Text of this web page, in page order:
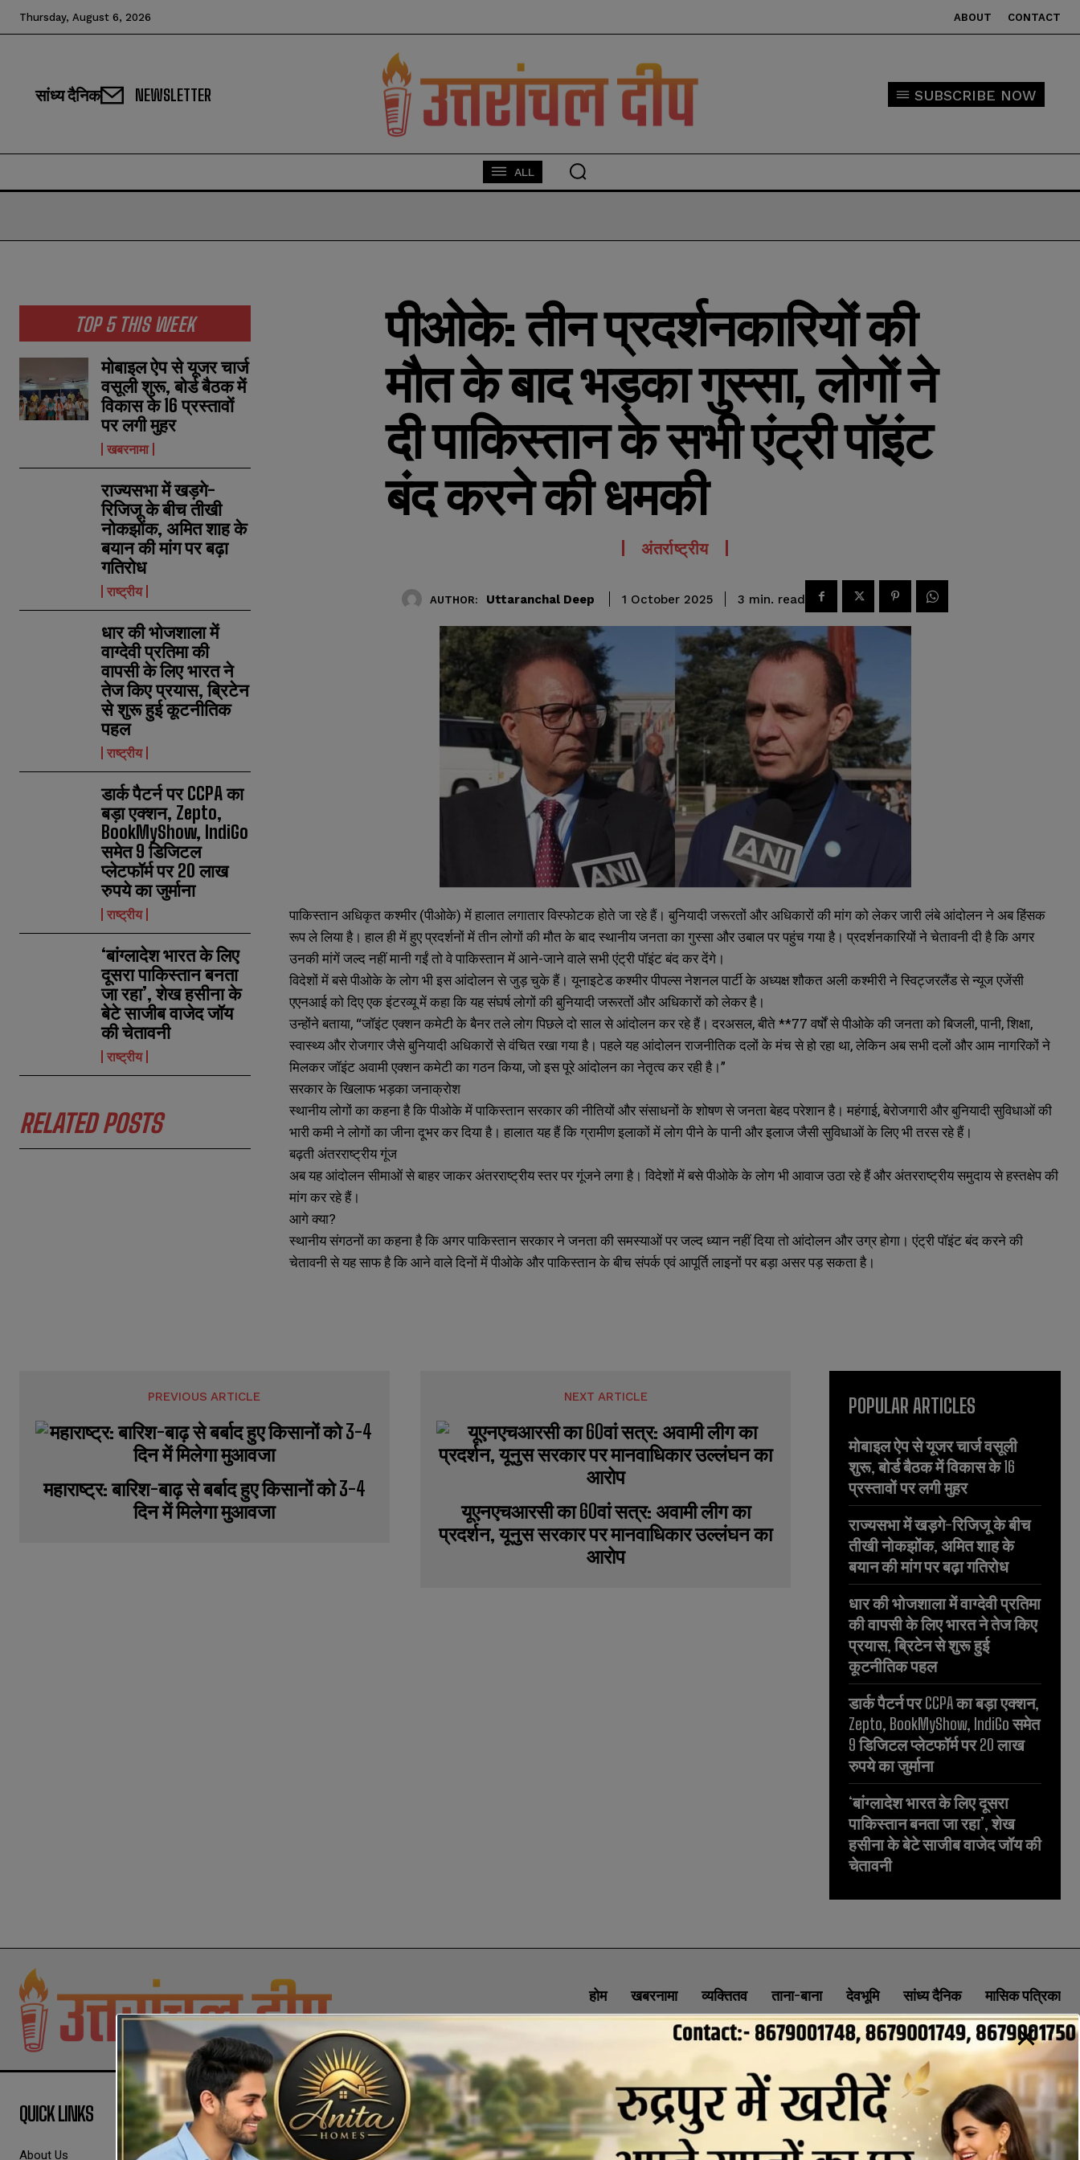
N
a
m
e
*
E
m
a
i
*
N
u
b
e
s
SUBMIT
N
a
m
e
*
E
m
a
i
*
N
u
b
e
s
SUBMIT
Thursday, August 6, 2026 ABOUT CONTACT
सांध्य दैनिक NEWSLETTER SUBSCRIBE NOW
ALL
TOP 5 THIS WEEK
मोबाइल ऐप से यूजर चार्ज
वसूली शुरू, बोर्ड बैठक में
विकास के 16 प्रस्तावों
पर लगी मुहर
खबरनामा
राज्यसभा में खड़गे-
रिजिजू के बीच तीखी
नोकझोंक, अमित शाह के
बयान की मांग पर बढ़ा
गतिरोध
राष्ट्रीय
धार की भोजशाला में
वाग्देवी प्रतिमा की
वापसी के लिए भारत ने
तेज किए प्रयास, ब्रिटेन
से शुरू हुई कूटनीतिक
पहल
राष्ट्रीय
डार्क पैटर्न पर CCPA का
बड़ा एक्शन, Zepto,
BookMyShow, IndiGo
समेत 9 डिजिटल
प्लेटफॉर्म पर 20 लाख
रुपये का जुर्माना
राष्ट्रीय
‘बांग्लादेश भारत के लिए
दूसरा पाकिस्तान बनता
जा रहा’, शेख हसीना के
बेटे साजीब वाजेद जॉय
की चेतावनी
राष्ट्रीय
RELATED POSTS
पीओके: तीन प्रदर्शनकारियों की
मौत के बाद भड़का गुस्सा, लोगों ने
दी पाकिस्तान के सभी एंट्री पॉइंट
बंद करने की धमकी
अंतर्राष्ट्रीय
AUTHOR: Uttaranchal Deep 1 October 2025 3 min. read
पाकिस्तान अधिकृत कश्मीर (पीओके) में हालात लगातार विस्फोटक होते जा रहे हैं। बुनियादी जरूरतों और अधिकारों की मांग को लेकर जारी लंबे आंदोलन ने अब हिंसक
रूप ले लिया है। हाल ही में हुए प्रदर्शनों में तीन लोगों की मौत के बाद स्थानीय जनता का गुस्सा और उबाल पर पहुंच गया है। प्रदर्शनकारियों ने चेतावनी दी है कि अगर
उनकी मांगें जल्द नहीं मानी गईं तो वे पाकिस्तान में आने-जाने वाले सभी एंट्री पॉइंट बंद कर देंगे।
विदेशों में बसे पीओके के लोग भी इस आंदोलन से जुड़ चुके हैं। यूनाइटेड कश्मीर पीपल्स नेशनल पार्टी के अध्यक्ष शौकत अली कश्मीरी ने स्विट्जरलैंड से न्यूज एजेंसी
एएनआई को दिए एक इंटरव्यू में कहा कि यह संघर्ष लोगों की बुनियादी जरूरतों और अधिकारों को लेकर है।
उन्होंने बताया, “जॉइंट एक्शन कमेटी के बैनर तले लोग पिछले दो साल से आंदोलन कर रहे हैं। दरअसल, बीते **77 वर्षों से पीओके की जनता को बिजली, पानी, शिक्षा,
स्वास्थ्य और रोजगार जैसे बुनियादी अधिकारों से वंचित रखा गया है। पहले यह आंदोलन राजनीतिक दलों के मंच से हो रहा था, लेकिन अब सभी दलों और आम नागरिकों ने
मिलकर जॉइंट अवामी एक्शन कमेटी का गठन किया, जो इस पूरे आंदोलन का नेतृत्व कर रही है।”
सरकार के खिलाफ भड़का जनाक्रोश
स्थानीय लोगों का कहना है कि पीओके में पाकिस्तान सरकार की नीतियों और संसाधनों के शोषण से जनता बेहद परेशान है। महंगाई, बेरोजगारी और बुनियादी सुविधाओं की
भारी कमी ने लोगों का जीना दूभर कर दिया है। हालात यह हैं कि ग्रामीण इलाकों में लोग पीने के पानी और इलाज जैसी सुविधाओं के लिए भी तरस रहे हैं।
बढ़ती अंतरराष्ट्रीय गूंज
अब यह आंदोलन सीमाओं से बाहर जाकर अंतरराष्ट्रीय स्तर पर गूंजने लगा है। विदेशों में बसे पीओके के लोग भी आवाज उठा रहे हैं और अंतरराष्ट्रीय समुदाय से हस्तक्षेप की
मांग कर रहे हैं।
आगे क्या?
स्थानीय संगठनों का कहना है कि अगर पाकिस्तान सरकार ने जनता की समस्याओं पर जल्द ध्यान नहीं दिया तो आंदोलन और उग्र होगा। एंट्री पॉइंट बंद करने की
चेतावनी से यह साफ है कि आने वाले दिनों में पीओके और पाकिस्तान के बीच संपर्क एवं आपूर्ति लाइनों पर बड़ा असर पड़ सकता है।
PREVIOUS ARTICLE
महाराष्ट्र: बारिश-बाढ़ से बर्बाद हुए किसानों को 3-4
दिन में मिलेगा मुआवजा
NEXT ARTICLE
यूएनएचआरसी का 60वां सत्र: अवामी लीग का
प्रदर्शन, यूनुस सरकार पर मानवाधिकार उल्लंघन का
आरोप
POPULAR ARTICLES
मोबाइल ऐप से यूजर चार्ज वसूली
शुरू, बोर्ड बैठक में विकास के 16
प्रस्तावों पर लगी मुहर
राज्यसभा में खड़गे-रिजिजू के बीच
तीखी नोकझोंक, अमित शाह के
बयान की मांग पर बढ़ा गतिरोध
धार की भोजशाला में वाग्देवी प्रतिमा
की वापसी के लिए भारत ने तेज किए
प्रयास, ब्रिटेन से शुरू हुई
कूटनीतिक पहल
डार्क पैटर्न पर CCPA का बड़ा एक्शन,
Zepto, BookMyShow, IndiGo समेत
9 डिजिटल प्लेटफॉर्म पर 20 लाख
रुपये का जुर्माना
‘बांग्लादेश भारत के लिए दूसरा
पाकिस्तान बनता जा रहा’, शेख
हसीना के बेटे साजीब वाजेद जॉय की
चेतावनी
होम खबरनामा व्यक्तितव ताना-बाना देवभूमि सांध्य दैनिक मासिक पत्रिका
ABOUT CONTACT PRIVACY POLICY NEWSLETTER
QUICK LINKS
About Us
SOCIAL MEDIA CONTACT INFORMATION
uttaranchaldeep.news@gmail.com